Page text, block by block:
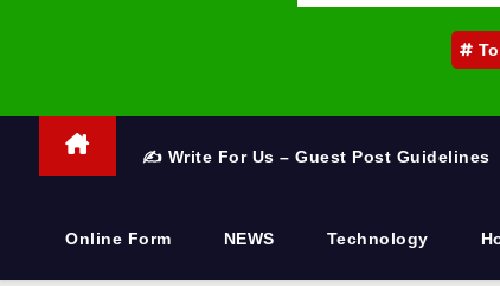
✍️ Write For Us – Guest Post Guidelines
Online Form NEWS Technology